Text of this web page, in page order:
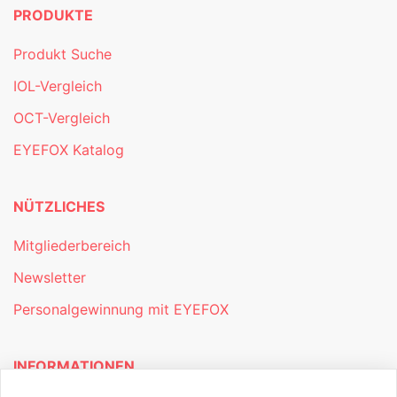
PRODUKTE
Produkt Suche
IOL-Vergleich
OCT-Vergleich
EYEFOX Katalog
NÜTZLICHES
Mitgliederbereich
Newsletter
Personalgewinnung mit EYEFOX
INFORMATIONEN